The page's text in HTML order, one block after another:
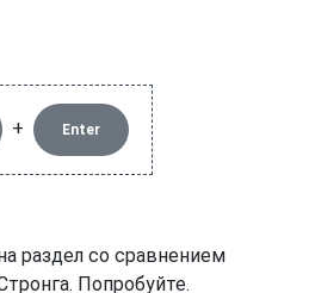
+ Enter
раздел со сравнением
Попробуйте.